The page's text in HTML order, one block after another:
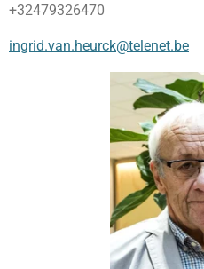
+32479326470
ingrid.van.heurck@telenet.be